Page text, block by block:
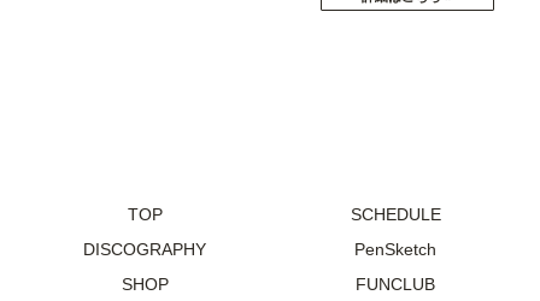
TOP
SCHEDULE
DISCOGRAPHY
PenSketch
SHOP
FUNCLUB